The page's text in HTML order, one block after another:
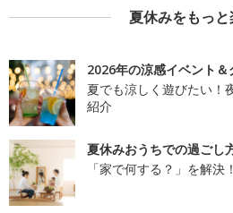
夏休みをもっ
2026年の涼感イベント＆
夏でも涼しく遊びたい！
紹介
夏休みおうちでの過ごし
「家で何する？」を解